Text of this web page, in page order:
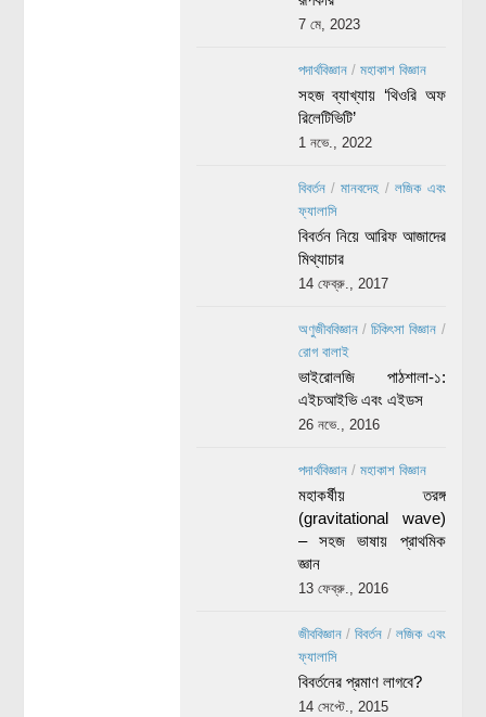
7 মে, 2023
পদার্থবিজ্ঞান/ মহাকাশ বিজ্ঞান
সহজ ব্যাখ্যায় ‘থিওরি অফ
রিলেটিভিটি’
1 নভে., 2022
বিবর্তন/মানবদেহ /লজিক এবং
ফ্যালাসি
বিবর্তন নিয়ে আরিফ আজাদের
মিথ্যাচার
14 ফেব্রু., 2017
অণুজীববিজ্ঞান/চিকিৎসা বিজ্ঞান /
রোগ বালাই
ভাইরোলজি পাঠশালা-১:
এইচআইভি এবং এইডস
26 নভে., 2016
পদার্থবিজ্ঞান/ মহাকাশ বিজ্ঞান
মহাকর্ষীয় তরঙ্গ
(gravitational wave)
– সহজ ভাষায় প্রাথমিক
জ্ঞান
13 ফেব্রু., 2016
জীববিজ্ঞান/বিবর্তন /লজিক এবং
ফ্যালাসি
বিবর্তনের প্রমাণ লাগবে?
14 সেপ্টে., 2015